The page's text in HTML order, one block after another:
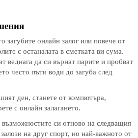
загубите онлайн залог или повече от
с останалата в сметката ви сума.
веднага да си върнат парите и пробват
често пъти води до загуба след
ден, станете от компютъра,
с онлайн залагането.
си отново на следващия
на друг спорт, но най-важното от